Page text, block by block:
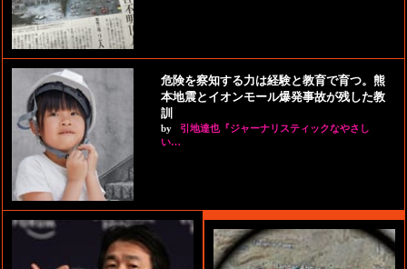
危険を察知する力は経験と教育で育つ。熊
本地震とイオンモール爆発事故が残した教
訓
by
引地達也『ジャーナリスティックなやさし
い…